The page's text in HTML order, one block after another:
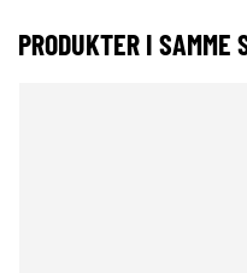
PRODUKTER I SAMME